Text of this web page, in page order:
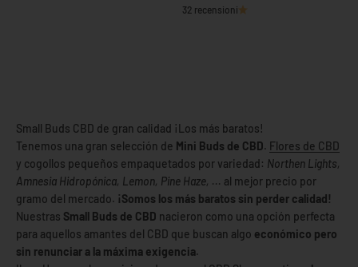
32 recensioni
Small Buds CBD de gran calidad ¡Los más baratos!
Tenemos una gran selección de Mini Buds de CBD. Flores de CBD
y cogollos pequeños empaquetados por variedad: Northen Lights,
Amnesia Hidropónica, Lemon, Pine Haze, ... al mejor precio por
gramo del mercado. ¡Somos los más baratos sin perder calidad!
Nuestras Small Buds de CBD nacieron como una opción perfecta
para aquellos amantes del CBD que buscan algo económico pero
sin renunciar a la máxima exigencia.